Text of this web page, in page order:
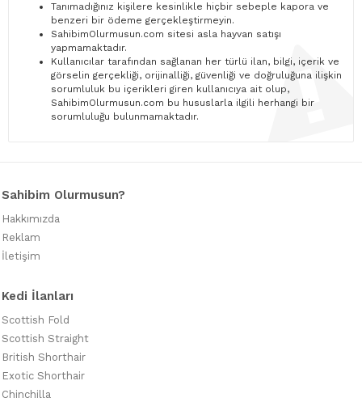
Tanımadığınız kişilere kesinlikle hiçbir sebeple kapora ve
benzeri bir ödeme gerçekleştirmeyin.
SahibimOlurmusun.com sitesi asla hayvan satışı
yapmamaktadır.
Kullanıcılar tarafından sağlanan her türlü ilan, bilgi, içerik ve
görselin gerçekliği, orijinalliği, güvenliği ve doğruluğuna ilişkin
sorumluluk bu içerikleri giren kullanıcıya ait olup,
SahibimOlurmusun.com bu hususlarla ilgili herhangi bir
sorumluluğu bulunmamaktadır.
Sahibim Olurmusun?
Hakkımızda
Reklam
İletişim
Kedi İlanları
Scottish Fold
Scottish Straight
British Shorthair
Exotic Shorthair
Chinchilla